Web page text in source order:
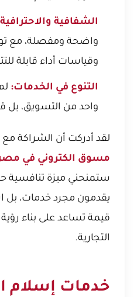
الشفافية
واضحة ومفصلة، مع
وقياسات أداء قابلة
التنوع في الخدمات:
واحد من التسويق، بل
لقد أدركت أن الشراكة
مسوق الكتروني في
ستمنحني ميزة تنافسية
يقدمون مجرد خدمات، بل
قيمة تساعد على بناء
التجارية.
خدمات إسلام